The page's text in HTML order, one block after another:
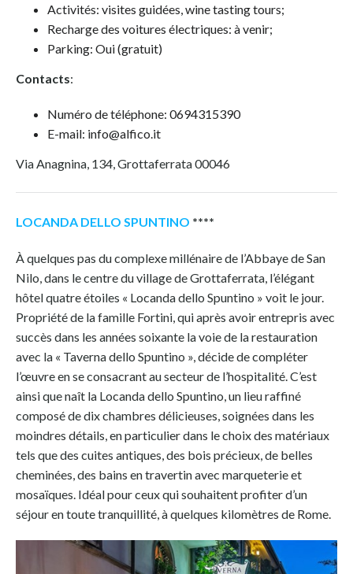
Activités: visites guidées, wine tasting tours;
Recharge des voitures électriques: à venir;
Parking: Oui (gratuit)
Contacts:
Numéro de téléphone: 0694315390
E-mail: info@alfico.it
Via Anagnina, 134, Grottaferrata 00046
LOCANDA DELLO SPUNTINO ****
À quelques pas du complexe millénaire de l’Abbaye de San
Nilo, dans le centre du village de Grottaferrata, l’élégant
hôtel quatre étoiles « Locanda dello Spuntino » voit le jour.
Propriété de la famille Fortini, qui après avoir entrepris avec
succès dans les années soixante la voie de la restauration
avec la « Taverna dello Spuntino », décide de compléter
l’œuvre en se consacrant au secteur de l’hospitalité. C’est
ainsi que naît la Locanda dello Spuntino, un lieu raffiné
composé de dix chambres délicieuses, soignées dans les
moindres détails, en particulier dans le choix des matériaux
tels que des cuites antiques, des bois précieux, de belles
cheminées, des bains en travertin avec marqueterie et
mosaïques. Idéal pour ceux qui souhaitent profiter d’un
séjour en toute tranquillité, à quelques kilomètres de Rome.